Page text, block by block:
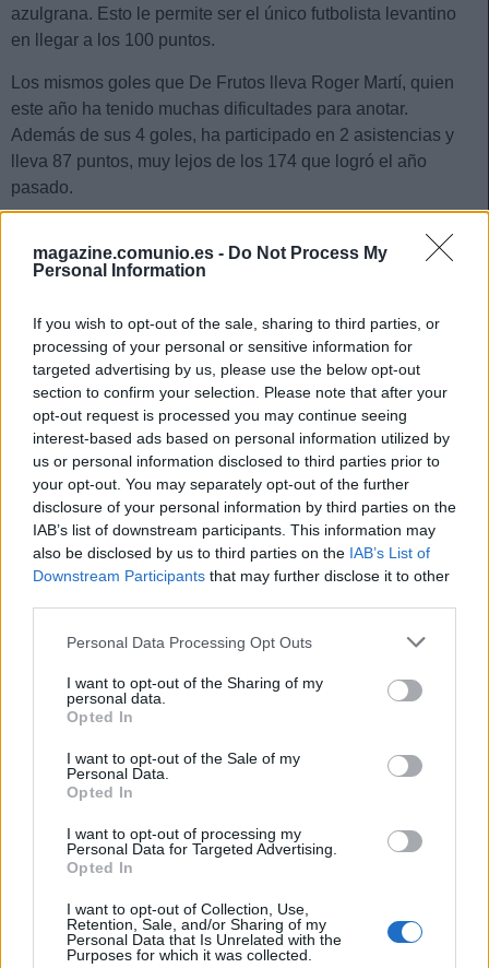
magazine.comunio.es - Do Not Process My
Personal Information
If you wish to opt-out of the sale, sharing to third parties, or
processing of your personal or sensitive information for
targeted advertising by us, please use the below opt-out
section to confirm your selection. Please note that after your
opt-out request is processed you may continue seeing
interest-based ads based on personal information utilized by
us or personal information disclosed to third parties prior to
your opt-out. You may separately opt-out of the further
disclosure of your personal information by third parties on the
IAB’s list of downstream participants. This information may
also be disclosed by us to third parties on the IAB’s List of
Downstream Participants that may further disclose it to other
Please note that this website/app uses one or more Google
not limited to your visit or usage behaviour. You may click to
grant or deny consent to Google and its third-party tags to
use your data for below specified purposes in below Google
consent section.
Personal Data Processing Opt Outs
I want to opt-out of the Sharing of my
personal data.
Opted In
I want to opt-out of the Sale of my
Personal Data.
Opted In
I want to opt-out of processing my
Personal Data for Targeted Advertising.
Opted In
I want to opt-out of Collection, Use,
Retention, Sale, and/or Sharing of my
Personal Data that Is Unrelated with the
Purposes for which it was collected.
azulgrana. Esto le permite ser el único futbolista levantino
en llegar a los 100 puntos.
Los mismos goles que De Frutos lleva Roger Martí, quien
este año ha tenido muchas dificultades para anotar.
Además de sus 4 goles, ha participado en 2 asistencias y
lleva 87 puntos, muy lejos de los 174 que logró el año
pasado.
El máximo goleador del equipo, el ‘Comandante’ Morales
lleva 7 goles y una asistencia, para un total de 96 puntos
Comunio. Es el jugador más caro de los granotas con un
quedan cortas si lo comparamos con la temporada anterior,
en la que sumó 204 puntos.
Cinco refuerzos por menos de 1 millón para la
jornada 28
Si te queda poco saldo disponible
y necesitas fichar un futbolista
barato para completar tu equipo
de la jornada 28, te traemos dos
defensas y tres centrocampistas
que pueden tener minutos y
cuestan menos de 1 millón de
Compras con potencial
Pepelu (1.250.000), Campaña (4.320.000)
Uno de las grandes sorpresas de este Levante es la figura
del canterano Pepelu, que ha tardado en aparecer pero en
Comunio ha dejado unas buenas sensaciones, con una
media de 3,5 puntos por partido y haciéndose con un puesto
en el once granota.
De quien se esperaba mucho era de Campaña, una de las